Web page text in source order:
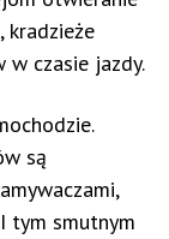
kradzieże
w czasie jazdy.
są
tym smutnym